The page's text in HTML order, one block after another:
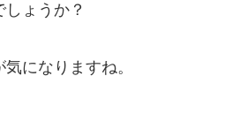
ょうか？
になりますね。